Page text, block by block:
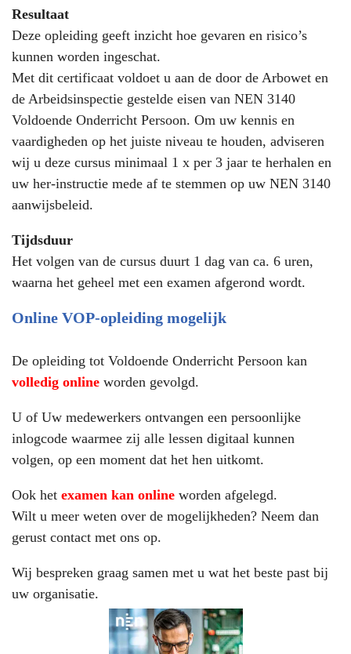
Resultaat
Deze opleiding geeft inzicht hoe gevaren en risico’s
kunnen worden ingeschat.
Met dit certificaat voldoet u aan de door de Arbowet en
de Arbeidsinspectie gestelde eisen van NEN 3140
Voldoende Onderricht Persoon. Om uw kennis en
vaardigheden op het juiste niveau te houden, adviseren
wij u deze cursus minimaal 1 x per 3 jaar te herhalen en
uw her-instructie mede af te stemmen op uw NEN 3140
aanwijsbeleid.
Tijdsduur
Het volgen van de cursus duurt 1 dag van ca. 6 uren,
waarna het geheel met een examen afgerond wordt.
Online VOP-opleiding mogelijk
De opleiding tot Voldoende Onderricht Persoon kan
volledig online worden gevolgd.
U of Uw medewerkers ontvangen een persoonlijke
inlogcode waarmee zij alle lessen digitaal kunnen
volgen, op een moment dat het hen uitkomt.
Ook het examen kan online worden afgelegd.
Wilt u meer weten over de mogelijkheden? Neem dan
gerust contact met ons op.
Wij bespreken graag samen met u wat het beste past bij
uw organisatie.